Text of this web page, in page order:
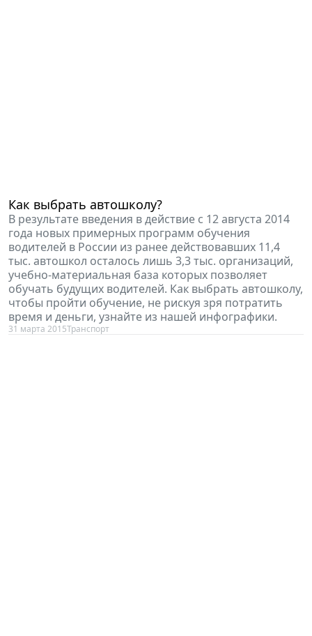
Как выбрать автошколу?
В результате введения в действие с 12 августа 2014
года новых примерных программ обучения
водителей в России из ранее действовавших 11,4
тыс. автошкол осталось лишь 3,3 тыс. организаций,
учебно-материальная база которых позволяет
обучать будущих водителей. Как выбрать автошколу,
чтобы пройти обучение, не рискуя зря потратить
время и деньги, узнайте из нашей инфографики.
31 марта 2015Транспорт